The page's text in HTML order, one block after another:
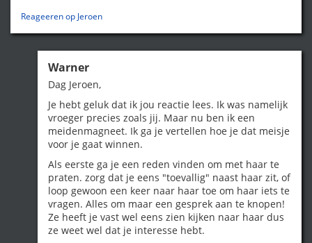
Reageeren op Jeroen
Warner
Dag Jeroen,
Je hebt geluk dat ik jou reactie lees. Ik was namelijk
vroeger precies zoals jij. Maar nu ben ik een
meidenmagneet. Ik ga je vertellen hoe je dat meisje
voor je gaat winnen.
Als eerste ga je een reden vinden om met haar te
praten. zorg dat je eens "toevallig" naast haar zit, of
loop gewoon een keer naar haar toe om haar iets te
vragen. Alles om maar een gesprek aan te knopen!
Ze heeft je vast wel eens zien kijken naar haar dus
ze weet wel dat je interesse hebt.